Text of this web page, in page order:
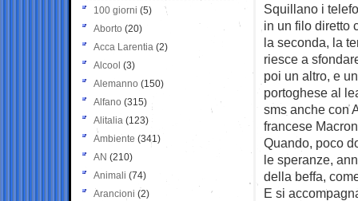
Squillano i
in un filo diretto
la seconda, la
riesce a
poi un altro, e
portoghese al
sms anche con
francese
Quando, poco
le speranze,
della beffa,
E si
100 giorni (5)
Aborto (20)
Acca Larentia (2)
Alcool (3)
Alemanno (150)
Alfano (315)
Alitalia (123)
Ambiente (341)
AN (210)
Animali (74)
Arancioni (2)